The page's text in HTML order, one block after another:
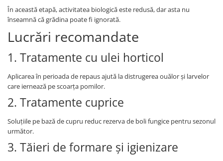
În această etapă, activitatea biologică este redusă, dar asta nu
înseamnă că grădina poate fi ignorată.
Lucrări recomandate
1. Tratamente cu ulei horticol
Aplicarea în perioada de repaus ajută la distrugerea ouălor și larvelor
care iernează pe scoarța pomilor.
2. Tratamente cuprice
Soluțiile pe bază de cupru reduc rezerva de boli fungice pentru sezonul
următor.
3. Tăieri de formare și igienizare